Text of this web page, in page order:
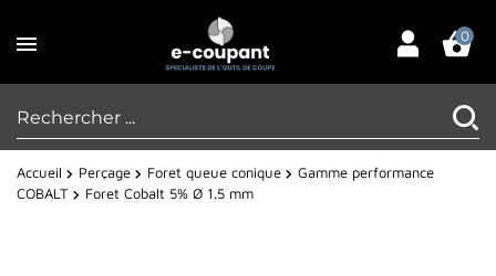
0
Accueil Perçage Foret queue conique
Gamme performance
COBALT
Foret Cobalt 5% Ø 1.5 mm